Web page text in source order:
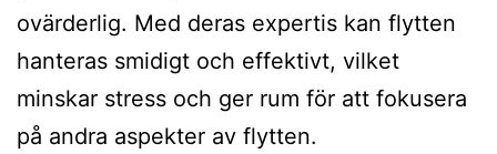
ovärderlig. Med deras expertis kan flytten
hanteras smidigt och effektivt, vilket
minskar stress och ger rum för att fokusera
på andra aspekter av flytten.